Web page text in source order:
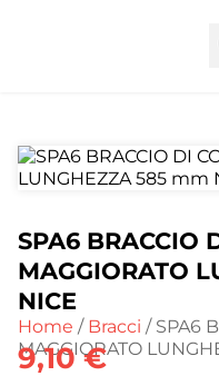
SPA6 BRACCIO
MAGGIORATO
NICE
Home / Bracci / SPA6
MAGGIORATO
9,10€